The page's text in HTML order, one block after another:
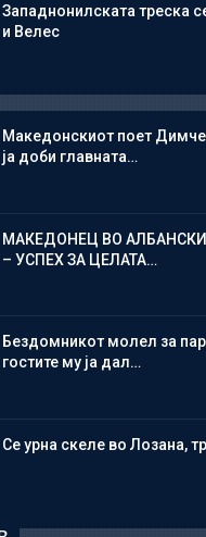
Западнонилската треска
и Велес
Македонскиот поет
ја доби главната…
МАКЕДОНЕЦ ВО
– УСПЕХ ЗА ЦЕЛАТА…
Бездомникот молел за
гостите му ја дал…
Се урна скеле во Лозана,